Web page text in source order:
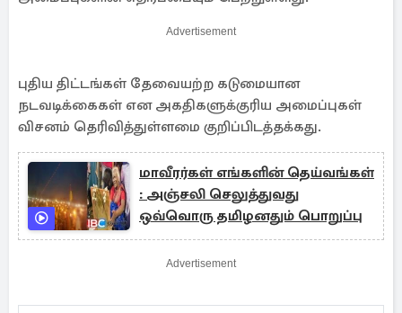
Advertisement
புதிய திட்டங்கள் தேவையற்ற கடுமையான
நடவடிக்கைகள் என அகதிகளுக்குரிய அமைப்புகள்
விசனம் தெரிவித்துள்ளமை குறிப்பிடத்தக்கது.
மாவீரர்கள் எங்களின் தெய்வங்கள்
: அஞ்சலி செலுத்துவது
ஒவ்வொரு தமிழனதும் பொறுப்பு
Advertisement